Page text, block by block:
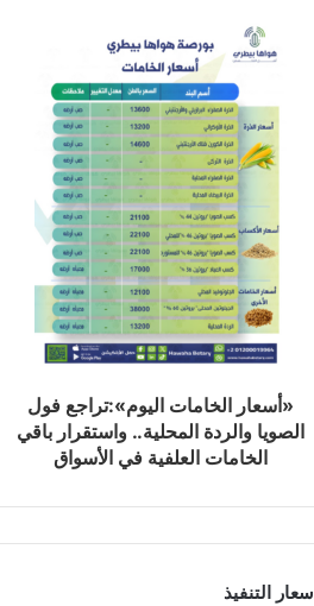
«أسعار الخامات اليوم»:تراجع فول
الصويا والردة المحلية.. واستقرار باقي
الخامات العلفية في الأسواق
اسعار التنفيذ